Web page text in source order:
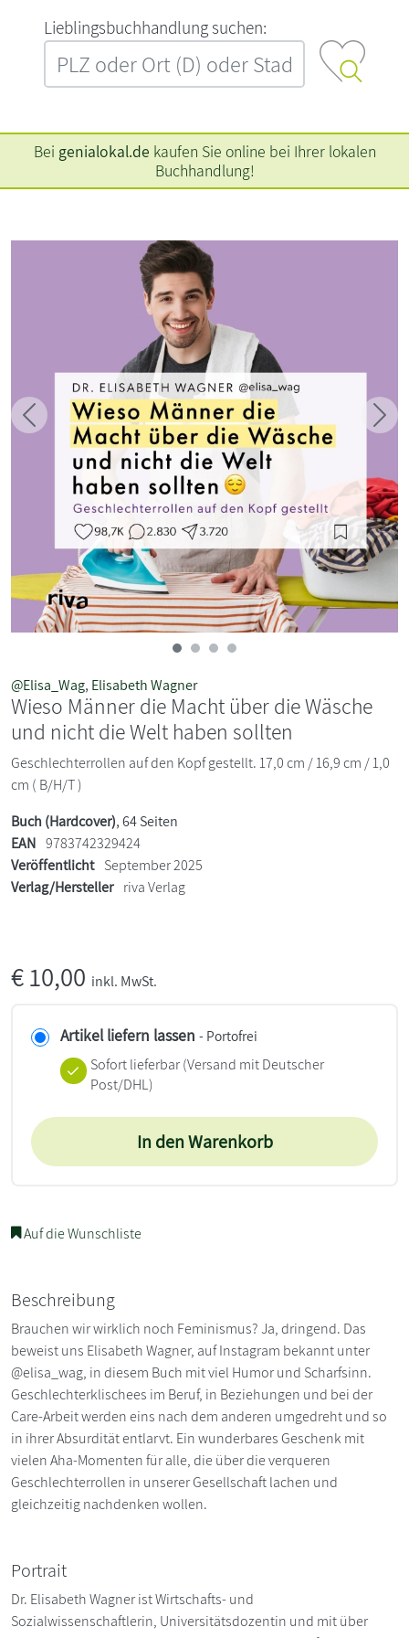
L‍i‍e‍b‍l‍i‍n‍g‍s‍b‍u‍c‍h‍h‍a‍n‍d‍l‍u‍n‍g‍ ‍s‍u‍c‍h‍e‍n‍:‍
Bei genialokal.de kaufen Sie online bei Ihrer lokalen
Buchhandlung!
Zurück
@Elisa_Wag, Elisabeth Wagner
Wieso Männer die Macht über die Wäsche
und nicht die Welt haben sollten
Geschlechterrollen auf den Kopf gestellt. 17,0 cm / 16,9 cm / 1,0
cm ( B/H/T )
Buch (Hardcover), 64 Seiten
EAN 9783742329424
Veröffentlicht September 2025
Verlag/Hersteller riva Verlag
€10,00 inkl. MwSt.
Artikel liefern lassen - Portofrei
Sofort lieferbar(Versand mit Deutscher
Post/DHL)
In den Warenkorb
Auf die Wunschliste
Beschreibung
Brauchen wir wirklich noch Feminismus? Ja, dringend. Das
beweist uns Elisabeth Wagner, auf Instagram bekannt unter
@elisa_wag, in diesem Buch mit viel Humor und Scharfsinn.
Geschlechterklischees im Beruf, in Beziehungen und bei der
Care-Arbeit werden eins nach dem anderen umgedreht und so
in ihrer Absurdität entlarvt. Ein wunderbares Geschenk mit
vielen Aha-Momenten für alle, die über die verqueren
Geschlechterrollen in unserer Gesellschaft lachen und
gleichzeitig nachdenken wollen.
Portrait
Dr. Elisabeth Wagner ist Wirtschafts- und
Sozialwissenschaftlerin, Universitätsdozentin und mit über